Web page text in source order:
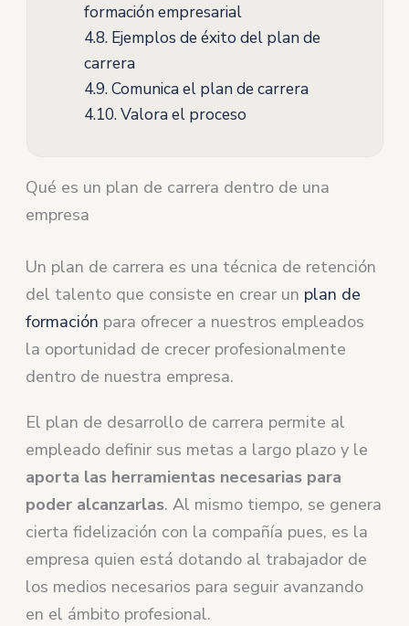
formación empresarial
4.8.Ejemplos de éxito del plan de
carrera
4.9.Comunica el plan de carrera
4.10.Valora el proceso
Qué es un plan de carrera dentro de una
empresa
Un plan de carrera es una técnica de retención
del talento que consiste en crear un plan de
formación para ofrecer a nuestros empleados
la oportunidad de crecer profesionalmente
dentro de nuestra empresa.
El plan de desarrollo de carrera permite al
empleado definir sus metas a largo plazo y le
aporta las herramientas necesarias para
poder alcanzarlas. Al mismo tiempo, se genera
cierta fidelización con la compañía pues, es la
empresa quien está dotando al trabajador de
los medios necesarios para seguir avanzando
en el ámbito profesional.